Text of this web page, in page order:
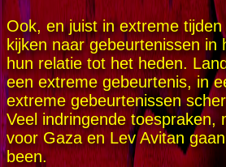
Ook, en juist in extreme
kijken naar gebeurtenissen in
hun relatie tot het heden.
een extreme gebeurtenis, in
extreme gebeurtenissen
Veel indringende toespraken,
voor Gaza en Lev Avitan
been.